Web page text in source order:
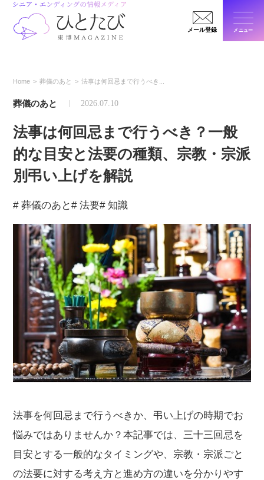
メール登録 メニュー
Home 葬儀のあと 法事は何回忌まで行うべき...
葬儀のあと 2026.07.10
法事は何回忌まで行うべき？一般
的な目安と法要の種類、宗教・宗派
別弔い上げを解説
# 葬儀のあと# 法要# 知識
法事を何回忌まで行うべきか、弔い上げの時期でお
悩みではありませんか？本記事では、三十三回忌を
目安とする一般的なタイミングや、宗教・宗派ごと
の法要に対する考え方と進め方の違いを分かりやす